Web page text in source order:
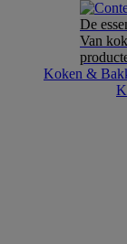
De
Van
Koken &